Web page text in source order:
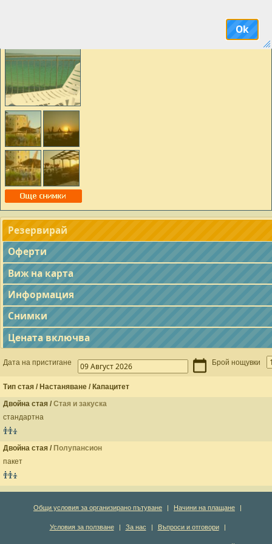
Резервирай
Оферти
Виж на карта
Информация
Снимки
Цената включва
Дата на пристигане Брой нощувки
Тип стая / Настаняване / Капацитет
Двойна стая / Стая и закуска
стандартна
Двойна стая / Полупансион
пакет
Общи условия за организирано пътуване Начини на плащане
Условия за ползване За нас Въпроси и отговори
Ok